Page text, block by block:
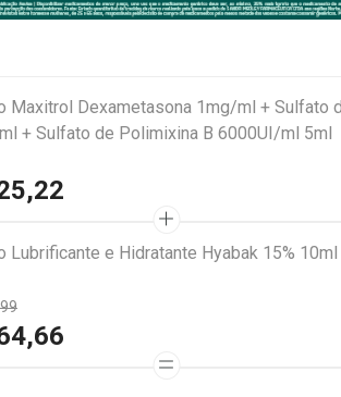
Maxitrol Dexametasona 1mg/ml + Sulfato
+ Sulfato de Polimixina B 6000UI/ml 5ml
Lubrificante e Hidratante Hyabak 15% 10ml